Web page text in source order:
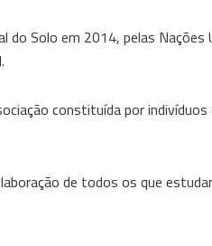
do Solo em 2014, pelas
constituída por
de todos os que